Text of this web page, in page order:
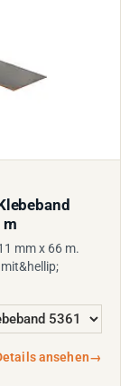
m
mm x 66 m.
ansehen→